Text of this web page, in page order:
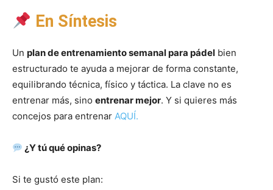
En Síntesis
Un plan de entrenamiento semanal para pádel bien
estructurado te ayuda a mejorar de forma constante,
equilibrando técnica, físico y táctica. La clave no es
entrenar más, sino entrenar mejor. Y si quieres más
concejos para entrenar AQUÍ.
¿Y tú qué opinas?
Si te gustó este plan: